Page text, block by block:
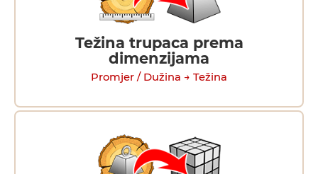
Težina trupaca prema
dimenzijama
Promjer / Dužina → Težina